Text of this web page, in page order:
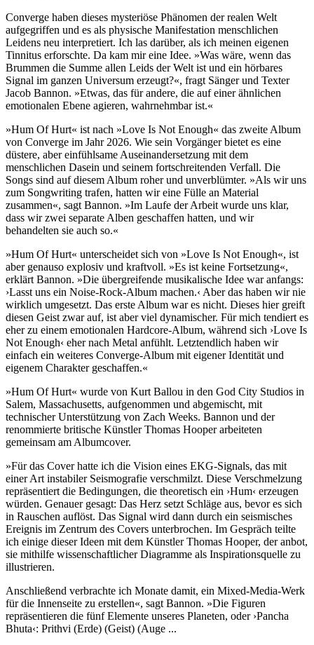
Converge haben dieses mysteriöse Phänomen der realen Welt
aufgegriffen und es als physische Manifestation menschlichen
Leidens neu interpretiert. Ich las darüber, als ich meinen eigenen
Tinnitus erforschte. Da kam mir eine Idee. »Was wäre, wenn das
Brummen die Summe allen Leids der Welt ist und ein hörbares
Signal im ganzen Universum erzeugt?«, fragt Sänger und Texter
Jacob Bannon. »Etwas, das für andere, die auf einer ähnlichen
emotionalen Ebene agieren, wahrnehmbar ist.«
»Hum Of Hurt« ist nach »Love Is Not Enough« das zweite Album
von Converge im Jahr 2026. Wie sein Vorgänger bietet es eine
düstere, aber einfühlsame Auseinandersetzung mit dem
menschlichen Dasein und seinem fortschreitenden Verfall. Die
Songs sind auf diesem Album roher und unverblümter. »Als wir uns
zum Songwriting trafen, hatten wir eine Fülle an Material
zusammen«, sagt Bannon. »Im Laufe der Arbeit wurde uns klar,
dass wir zwei separate Alben geschaffen hatten, und wir
behandelten sie auch so.«
»Hum Of Hurt« unterscheidet sich von »Love Is Not Enough«, ist
aber genauso explosiv und kraftvoll. »Es ist keine Fortsetzung«,
erklärt Bannon. »Die übergreifende musikalische Idee war anfangs:
›Lasst uns ein Noise-Rock-Album machen.‹ Aber das haben wir nie
wirklich umgesetzt. Das erste Album war es nicht. Dieses hier greift
diesen Geist zwar auf, ist aber viel dynamischer. Für mich tendiert es
eher zu einem emotionalen Hardcore-Album, während sich ›Love Is
Not Enough‹ eher nach Metal anfühlt. Letztendlich haben wir
einfach ein weiteres Converge-Album mit eigener Identität und
eigenem Charakter geschaffen.«
»Hum Of Hurt« wurde von Kurt Ballou in den God City Studios in
Salem, Massachusetts, aufgenommen und abgemischt, mit
technischer Unterstützung von Zach Weeks. Bannon und der
renommierte britische Künstler Thomas Hooper arbeiteten
gemeinsam am Albumcover.
»Für das Cover hatte ich die Vision eines EKG-Signals, das mit
einer Art instabiler Seismografie verschmilzt. Diese Verschmelzung
repräsentiert die Bedingungen, die theoretisch ein ›Hum‹ erzeugen
würden. Genauer gesagt: Das Herz setzt Schläge aus, bevor es sich
in Rauschen auflöst. Das Signal wird dann durch ein seismisches
Ereignis im Zentrum des Covers unterbrochen. Im Gespräch teilte
ich einige dieser Ideen mit dem Künstler Thomas Hooper, der anbot,
sie mithilfe wissenschaftlicher Diagramme als Inspirationsquelle zu
illustrieren.
Anschließend verbrachte ich Monate damit, ein Mixed-Media-Werk
für die Innenseite zu erstellen«, sagt Bannon. »Die Figuren
repräsentieren die fünf Elemente unseres Planeten, oder ›Pancha
Bhuta‹: Prithvi (Erde) (Geist) (Auge ...